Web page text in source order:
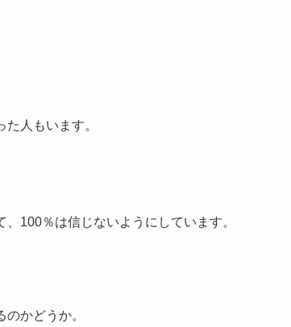
人もいます。
100％は信じないようにしています。
かどうか。